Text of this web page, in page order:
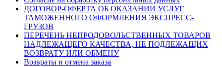
ДОГОВОР-ОФЕРТА ОБ ОКАЗАНИИ УСЛУГ
ТАМОЖЕННОГО ОФОРМЛЕНИЯ ЭКСПРЕСС-
ГРУЗОВ
ПЕРЕЧЕНЬ НЕПРОДОВОЛЬСТВЕННЫХ ТОВАРОВ
НАДЛЕЖАЩЕГО КАЧЕСТВА, НЕ ПОДЛЕЖАЩИХ
ВОЗВРАТУ ИЛИ ОБМЕНУ
Возвраты и отмена заказа